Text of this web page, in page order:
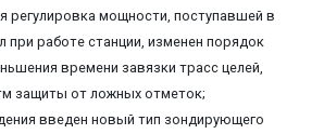
регулировка мощности, поступавшей в
при работе станции, изменен порядок
времени завязки трасс целей,
защиты от ложных отметок;
введен новый тип зондирующего